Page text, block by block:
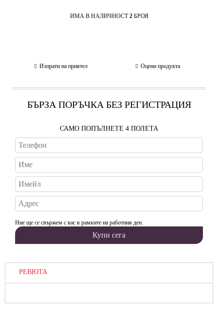
ИМА В НАЛИЧНОСТ2БРОЯ
Изпрати на приятел Оцени продукта
БЪРЗА ПОРЪЧКА БЕЗ РЕГИСТРАЦИЯ
САМО ПОПЪЛНЕТЕ 4 ПОЛЕТА
Ние ще се свържем с вас в рамките на работния ден.
РЕВЮТА